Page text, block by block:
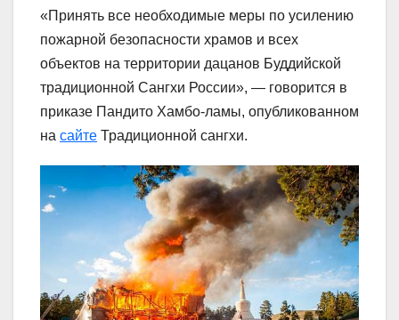
«Принять все необходимые меры по усилению
пожарной безопасности храмов и всех
объектов на территории дацанов Буддийской
традиционной Сангхи России», — говорится в
приказе Пандито Хамбо-ламы, опубликованном
на сайте Традиционной сангхи.